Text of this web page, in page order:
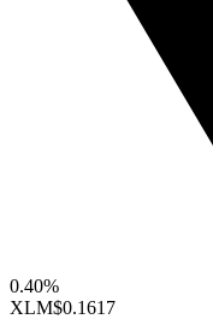
0.40%
XLM$0.1617